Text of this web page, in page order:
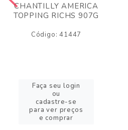
CHANTILLY AMERICA
TOPPING RICHS 907G
Código: 41447
Faça seu login
ou
cadastre-se
para ver preços
e comprar